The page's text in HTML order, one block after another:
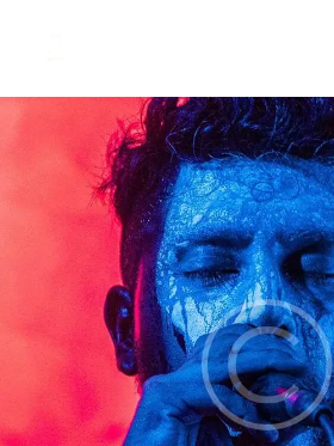
Inicio Real FM
Streaming
En Vivo
Descarga La APP
Programas
Noticias
Equipo
Sobre Nosotros